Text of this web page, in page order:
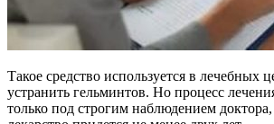
Такое средство используется в лечебных
устранить гельминтов. Но процесс
только под строгим наблюдением